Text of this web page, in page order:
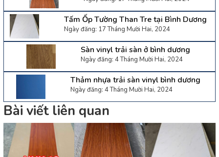
Tấm Ốp Tường Than Tre tại Bình Dương
Ngày đăng: 17 Tháng Mười Hai, 2024
Sàn vinyl trải sàn ở bình dương
Ngày đăng: 4 Tháng Mười Hai, 2024
Thảm nhựa trải sàn vinyl bình dương
Ngày đăng: 4 Tháng Mười Hai, 2024
Bài viết liên quan